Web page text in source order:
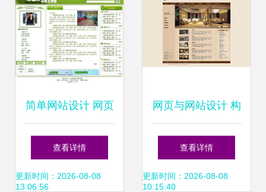
简单网站设计 网页
与网站设计的基础
与实践
查看详情
更新时间：2026-08-08
13:06:56
网页与网站设计 构
建数字世界的基石
查看详情
更新时间：2026-08-08
10:15:40